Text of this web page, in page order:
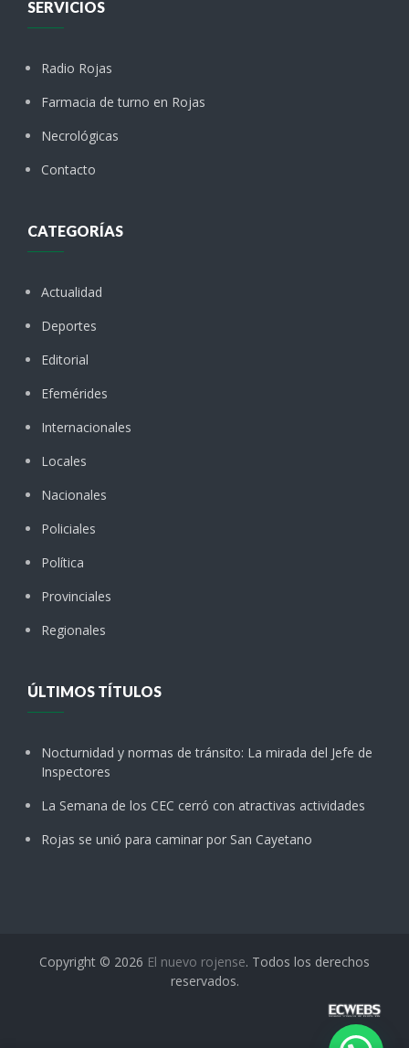
SERVICIOS
Radio Rojas
Farmacia de turno en Rojas
Necrológicas
Contacto
CATEGORÍAS
Actualidad
Deportes
Editorial
Efemérides
Internacionales
Locales
Nacionales
Policiales
Política
Provinciales
Regionales
ÚLTIMOS TÍTULOS
Nocturnidad y normas de tránsito: La mirada del Jefe de
Inspectores
La Semana de los CEC cerró con atractivas actividades
Rojas se unió para caminar por San Cayetano
Copyright © 2026 El nuevo rojense. Todos los derechos
reservados.